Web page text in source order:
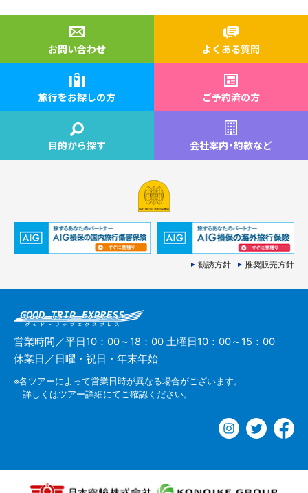
お問い合わせ よくある質問
旅行をお探しの方 ご予約済の方
目的から探す 会社案内・約款など
勧誘方針 推奨販売方針
営業時間／平日10：00～18：00 土曜日10：00～15：00
休業日／日曜・祝日・年末年始
※各ツアーによって営業日時が異なる場合がございます。
詳しくはツアー詳細にてご確認ください。